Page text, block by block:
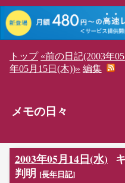
トップ «前の日記(2003年
年05月15日(木))» 編集
メモの日々
2003年05月14日(水)
判明 [長年日記]